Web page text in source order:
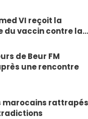
VI reçoit la
du vaccin contre la…
de Beur FM
une rencontre
marocains rattrapés